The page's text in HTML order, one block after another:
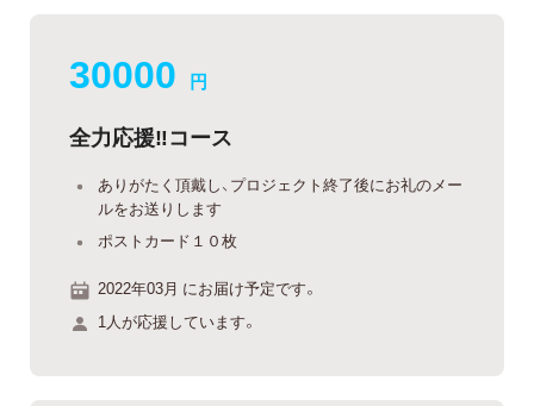
30000 円
全力応援‼︎コース
ありがたく頂戴し、プロジェクト終了後にお礼のメー
ルをお送りします
ポストカード１０枚
2022年03月 にお届け予定です。
1人が応援しています。